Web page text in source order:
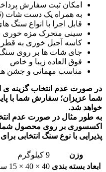
امکان ثبت سفارش
به همراه یک دست شات (6 عدد)
قابل اجرا با انواع سنگ
سینی متحرک مزه خوری به قطر 40
کاسه آجیل خوری به قطر 20 و عمق 7 سانتی متر
جای شات ها بر روی
فوق العاده زیبا و خاص
مناسب مهمانی و جشن
در صورت عدم انتخاب
شما عزیزان؛ سفارش شما با
خواهد شد.
به طور مثال در صورت عدم
اکسسوری بر روی محصول شما
پذیرایی با نوع سنگ انتخابی
وزن
9 کیلوگرم
ابعاد بسته بندی 40 × 40 × 15 سانتیمتر